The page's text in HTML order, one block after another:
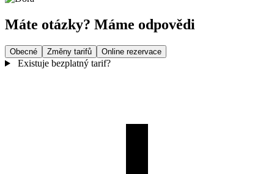
Máte otázky? Máme odpovědi
Obecné Změny tarifů Online rezervace
Existuje bezplatný tarif?